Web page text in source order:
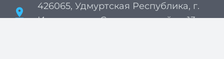
pin_drop
426065, Удмуртская Республика, г.
Ижевск, пер. Спартаковский, д. 13